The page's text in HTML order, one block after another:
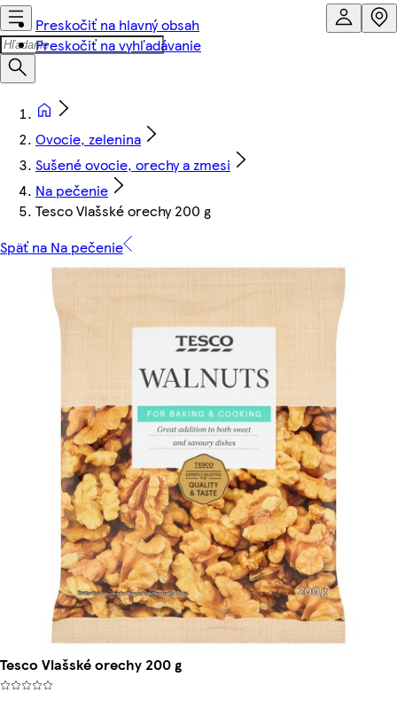
Preskočiť na hlavný obsah
Preskočiť na vyhľadávanie
Ovocie, zelenina
Sušené ovocie, orechy a zmesi
Na pečenie
Tesco Vlašské orechy 200 g
Späť na Na pečenie
Tesco Vlašské orechy 200 g